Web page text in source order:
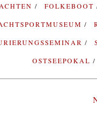
FOLKEBOOT
OSTSEEPOKAL